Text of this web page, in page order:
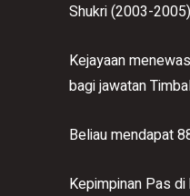
Shukri (2003-
Kejayaan
bagi jawatan
Beliau mendapat
Kepimpinan Pas